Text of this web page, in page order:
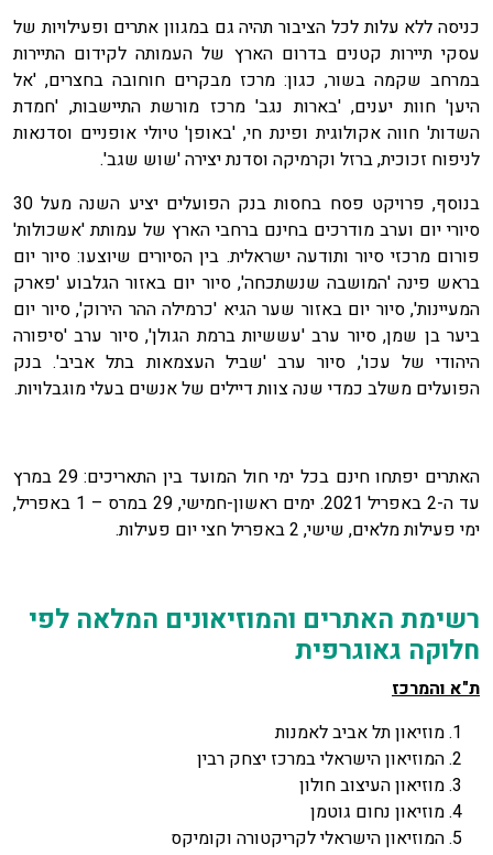
כניסה ללא עלות לכל הציבור תהיה גם במגוון אתרים ופעילויות של
עסקי תיירות קטנים בדרום הארץ של העמותה לקידום התיירות
במרחב שקמה בשור, כגון: מרכז מבקרים חוחובה בחצרים, 'אל
היען' חוות יענים, 'בארות נגב' מרכז מורשת התיישבות, 'חמדת
השדות' חווה אקולוגית ופינת חי, 'באופן' טיולי אופניים וסדנאות
לניפוח זכוכית, ברזל וקרמיקה וסדנת יצירה 'שוש שגב'.
בנוסף, פרויקט פסח בחסות בנק הפועלים יציע השנה מעל 30
סיורי יום וערב מודרכים בחינם ברחבי הארץ של עמותת 'אשכולות'
פורום מרכזי סיור ותודעה ישראלית. בין הסיורים שיוצעו: סיור יום
בראש פינה 'המושבה שנשתכחה', סיור יום באזור הגלבוע 'פארק
המעיינות', סיור יום באזור שער הגיא 'כרמילה ההר הירוק', סיור יום
ביער בן שמן, סיור ערב 'עששיות ברמת הגולן', סיור ערב 'סיפורה
היהודי של עכו', סיור ערב 'שביל העצמאות בתל אביב'. בנק
הפועלים משלב כמדי שנה צוות דיילים של אנשים בעלי מוגבלויות.
האתרים יפתחו חינם בכל ימי חול המועד בין התאריכים: 29 במרץ
עד ה-2 באפריל 2021. ימים ראשון-חמישי, 29 במרס – 1 באפריל,
ימי פעילות מלאים, שישי, 2 באפריל חצי יום פעילות.
רשימת האתרים והמוזיאונים המלאה לפי
חלוקה גאוגרפית
ת"א והמרכז
מוזיאון תל אביב לאמנות
המוזיאון הישראלי במרכז יצחק רבין
מוזיאון העיצוב חולון
מוזיאון נחום גוטמן
המוזיאון הישראלי לקריקטורה וקומיקס